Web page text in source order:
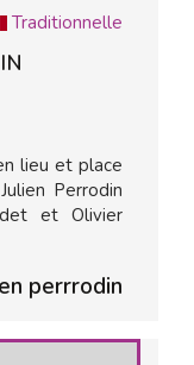
Traditionnelle
lieu et place
Perrodin
et Olivier
perrrodin